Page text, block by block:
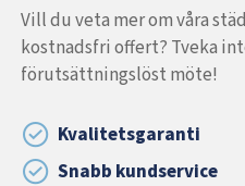
Vill du veta mer om våra
kostnadsfri offert? Tveka
förutsättningslöst möte!
Kvalitetsgaranti
Snabb kundservice